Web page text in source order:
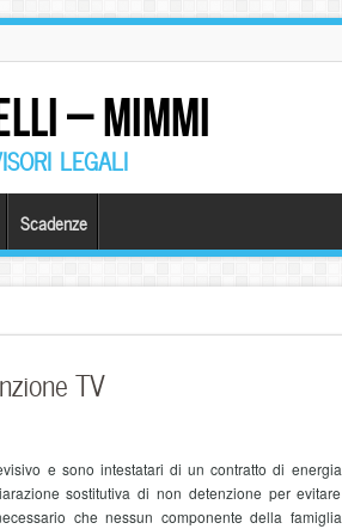
– MIMMI
LEGALI
Scadenze
TV
e sono intestatari di un contratto di energia
sostitutiva di non detenzione per evitare
che nessun componente della famiglia